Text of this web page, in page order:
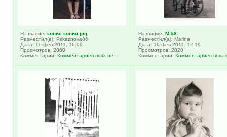
Название: копия копия.jpg
Разместил(а): Prikaznova86
Дата: 16 фев 2011, 16:09
Просмотров: 2060
Комментарии: Комментариев пока нет
Название: M 58
Разместил(а): Marina
Дата: 16 фев 2011, 12:19
Просмотров: 2020
Комментарии: Комментариев пока